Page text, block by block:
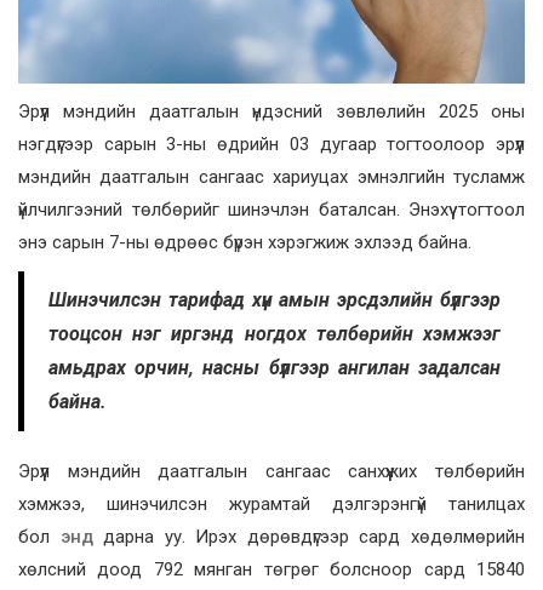
Эрүүл мэндийн даатгалын үндэсний зөвлөлийн 2025 оны
нэгдүгээр сарын 3-ны өдрийн 03 дугаар тогтоолоор эрүүл
мэндийн даатгалын сангаас хариуцах эмнэлгийн тусламж
үйлчилгээний төлбөрийг шинэчлэн баталсан. Энэхүү тогтоол
энэ сарын 7-ны өдрөөс бүрэн хэрэгжиж эхлээд байна.
Шинэчилсэн тарифад хүн амын эрсдэлийн бүлгээр
тооцсон нэг иргэнд ногдох төлбөрийн хэмжээг
амьдрах орчин, насны бүлгээр ангилан задалсан
байна.
Эрүүл мэндийн даатгалын сангаас санхүүжих төлбөрийн
хэмжээ, шинэчилсэн журамтай дэлгэрэнгүй танилцах
бол
энддарна уу. Ирэх дөрөвдүгээр сард хөдөлмөрийн
хөлсний доод 792 мянган төгрөг болсноор сард 15840